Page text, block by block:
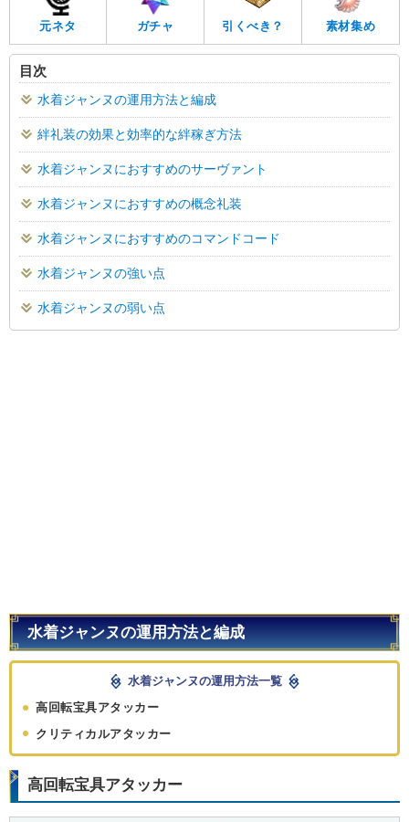
元ネタ ガチャ 引くべき？ 素材集め
目次
水着ジャンヌの運用方法と編成
絆礼装の効果と効率的な絆稼ぎ方法
水着ジャンヌにおすすめのサーヴァント
水着ジャンヌにおすすめの概念礼装
水着ジャンヌにおすすめのコマンドコード
水着ジャンヌの強い点
水着ジャンヌの弱い点
水着ジャンヌの運用方法と編成
水着ジャンヌの運用方法一覧
高回転宝具アタッカー
クリティカルアタッカー
高回転宝具アタッカー